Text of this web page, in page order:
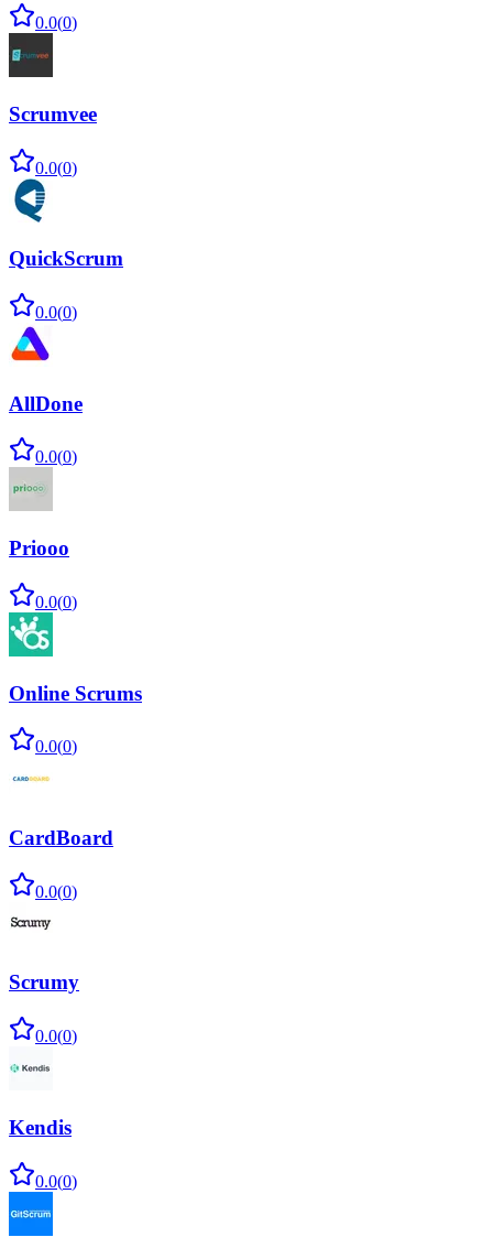
0.0(0)
Scrumvee
0.0(0)
QuickScrum
0.0(0)
AllDone
0.0(0)
Priooo
0.0(0)
Online Scrums
0.0(0)
CardBoard
0.0(0)
Scrumy
0.0(0)
Kendis
0.0(0)